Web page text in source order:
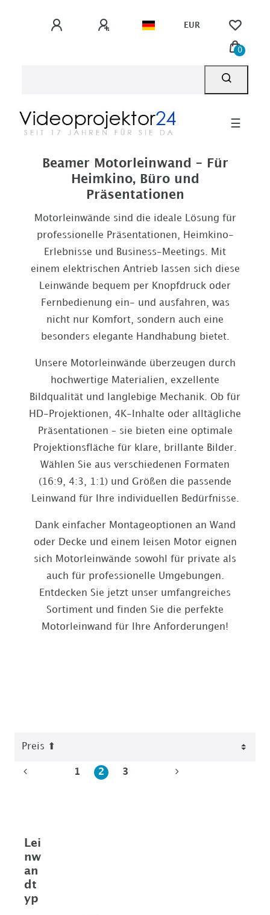
EUR
0
☰
Beamer Motorleinwand – Für
Heimkino, Büro und
Präsentationen
Motorleinwände sind die ideale Lösung für
professionelle Präsentationen, Heimkino-
Erlebnisse und Business-Meetings. Mit
einem elektrischen Antrieb lassen sich diese
Leinwände bequem per Knopfdruck oder
Fernbedienung ein- und ausfahren, was
nicht nur Komfort, sondern auch eine
besonders elegante Handhabung bietet.
Unsere Motorleinwände überzeugen durch
hochwertige Materialien, exzellente
Bildqualität und langlebige Mechanik. Ob für
HD-Projektionen, 4K-Inhalte oder alltägliche
Präsentationen – sie bieten eine optimale
Projektionsfläche für klare, brillante Bilder.
Wählen Sie aus verschiedenen Formaten
(16:9, 4:3, 1:1) und Größen die passende
Leinwand für Ihre individuellen Bedürfnisse.
Dank einfacher Montageoptionen an Wand
oder Decke und einem leisen Motor eignen
sich Motorleinwände sowohl für private als
auch für professionelle Umgebungen.
Entdecken Sie jetzt unser umfangreiches
Sortiment und finden Sie die perfekte
Motorleinwand für Ihre Anforderungen!
1 2 3
Lei
nw
an
dt
yp